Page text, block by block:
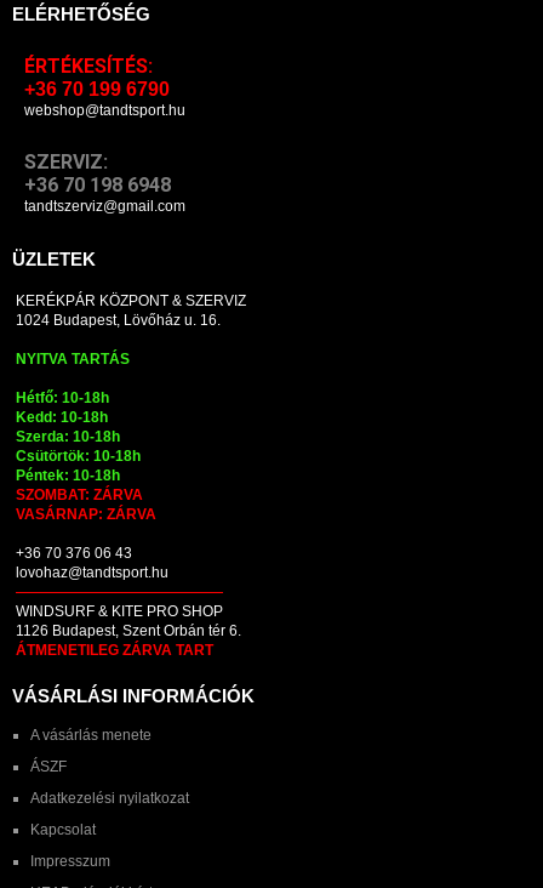
ELÉRHETŐSÉG
ÉRTÉKESÍTÉS:
+36 70 199 6790
webshop@tandtsport.hu
SZERVIZ:
+36 70 198 6948
tandtszerviz@gmail.com
ÜZLETEK
KERÉKPÁR KÖZPONT & SZERVIZ
1024 Budapest, Lövőház u. 16.
NYITVA TARTÁS
Hétfő: 10-18h
Kedd: 10-18h
Szerda: 10-18h
Csütörtök: 10-18h
Péntek: 10-18h
SZOMBAT: ZÁRVA
VASÁRNAP: ZÁRVA
+36 70 376 06 43
lovohaz@tandtsport.hu
WINDSURF & KITE PRO SHOP
1126 Budapest, Szent Orbán tér 6.
ÁTMENETILEG ZÁRVA TART
VÁSÁRLÁSI INFORMÁCIÓK
A vásárlás menete
ÁSZF
Adatkezelési nyilatkozat
Kapcsolat
Impresszum